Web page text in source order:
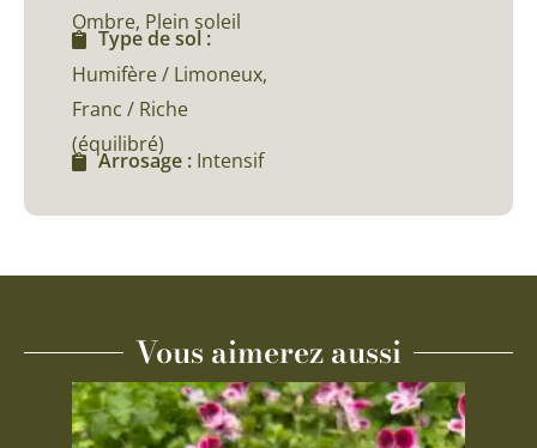
Ombre, Plein soleil
Type de sol :
Humifère / Limoneux,
Franc / Riche
(équilibré)
Arrosage : Intensif
Vous aimerez aussi